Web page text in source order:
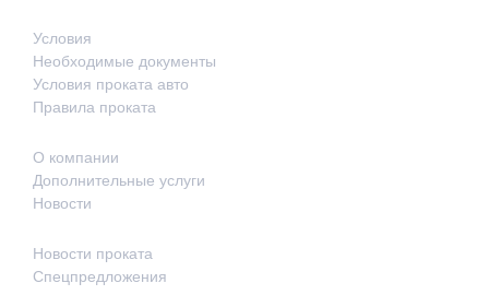
Условия
Необходимые документы
Условия проката авто
Правила проката
О компании
Дополнительные услуги
Новости
Новости проката
Спецпредложения